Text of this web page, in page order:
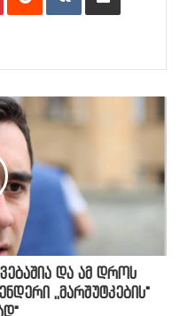
და ამ დროს
,,მარშუტკების"